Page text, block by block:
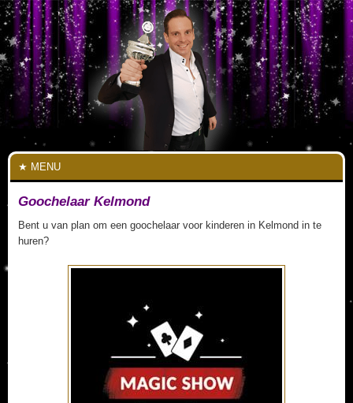
MENU
Goochelaar Kelmond
Bent u van plan om een goochelaar voor kinderen in Kelmond in te
huren?